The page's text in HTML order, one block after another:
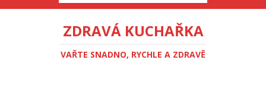
ZDRAVÁ KUCHAŘKA
VAŘTE SNADNO, RYCHLE A ZDRAVĚ